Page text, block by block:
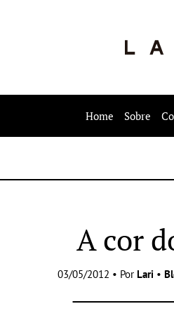
Home Sobre
A cor
03/05/2012 • Por Lari •